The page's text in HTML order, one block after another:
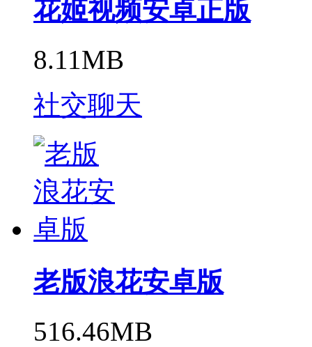
花姬视频安卓正版
8.11MB
社交聊天
老版浪花安卓版
516.46MB